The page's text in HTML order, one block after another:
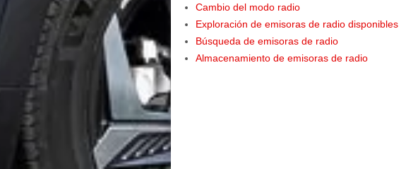
Cambio del modo radio
Exploración de emisoras de radio disponibles
Búsqueda de emisoras de radio
Almacenamiento de emisoras de radio